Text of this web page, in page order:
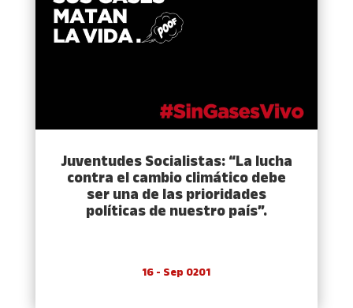
Juventudes Socialistas: “La lucha
contra el cambio climático debe
ser una de las prioridades
políticas de nuestro país”.
16 - Sep 0201